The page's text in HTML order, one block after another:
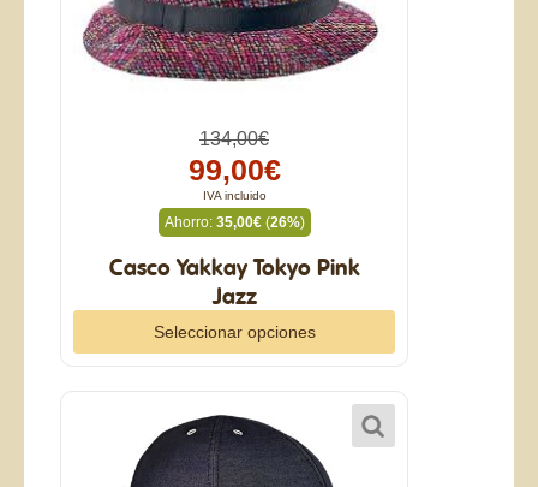
134,00€
99,00€
IVA incluido
Ahorro: 35,00€(26%)
Casco Yakkay Tokyo Pink
Jazz
Seleccionar opciones